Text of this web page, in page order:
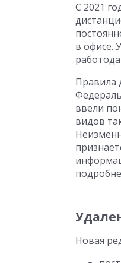
С 2021
в офисе.
Правила
ввели
видов
Новая